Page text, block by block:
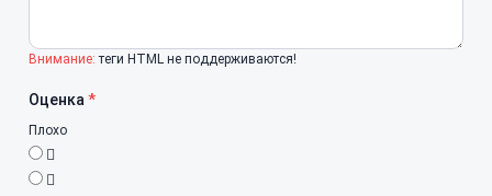
Внимание: теги HTML не поддерживаются!
Оценка
Плохо